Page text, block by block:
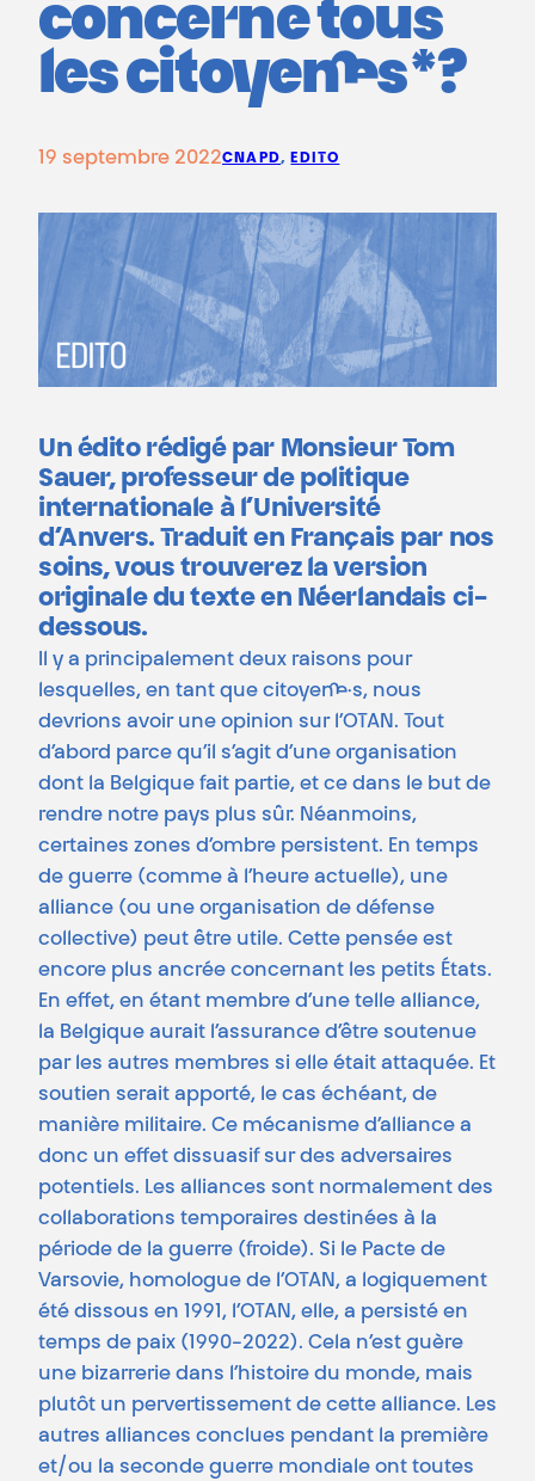
concerne tous
les citoyen·nes*?
19 septembre 2022CNAPD, EDITO
Un édito rédigé par Monsieur Tom
Sauer, professeur de politique
internationale à l’Université
d’Anvers. Traduit en Français par nos
soins, vous trouverez la version
originale du texte en Néerlandais ci-
dessous.
Il y a principalement deux raisons pour
lesquelles, en tant que citoyen·ne·s, nous
devrions avoir une opinion sur l’OTAN. Tout
d’abord parce qu’il s’agit d’une organisation
dont la Belgique fait partie, et ce dans le but de
rendre notre pays plus sûr. Néanmoins,
certaines zones d’ombre persistent. En temps
de guerre (comme à l’heure actuelle), une
alliance (ou une organisation de défense
collective) peut être utile. Cette pensée est
encore plus ancrée concernant les petits États.
En effet, en étant membre d’une telle alliance,
la Belgique aurait l’assurance d’être soutenue
par les autres membres si elle était attaquée. Et
soutien serait apporté, le cas échéant, de
manière militaire. Ce mécanisme d’alliance a
donc un effet dissuasif sur des adversaires
potentiels. Les alliances sont normalement des
collaborations temporaires destinées à la
période de la guerre (froide). Si le Pacte de
Varsovie, homologue de l’OTAN, a logiquement
été dissous en 1991, l’OTAN, elle, a persisté en
temps de paix (1990-2022). Cela n’est guère
une bizarrerie dans l’histoire du monde, mais
plutôt un pervertissement de cette alliance. Les
autres alliances conclues pendant la première
et/ou la seconde guerre mondiale ont toutes